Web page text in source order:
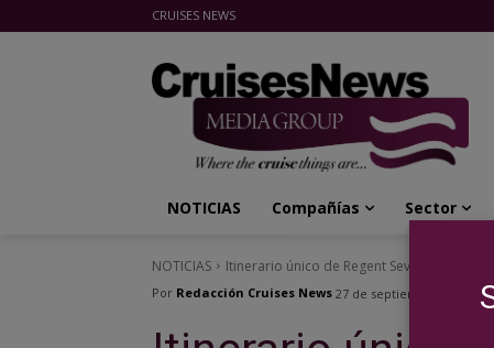
CRUISES NEWS
NOTICIAS Compañías Sector
NOTICIAS Itinerario único de Regent Seven Seas
Por Redacción Cruises News 27 de septiembre de 2024